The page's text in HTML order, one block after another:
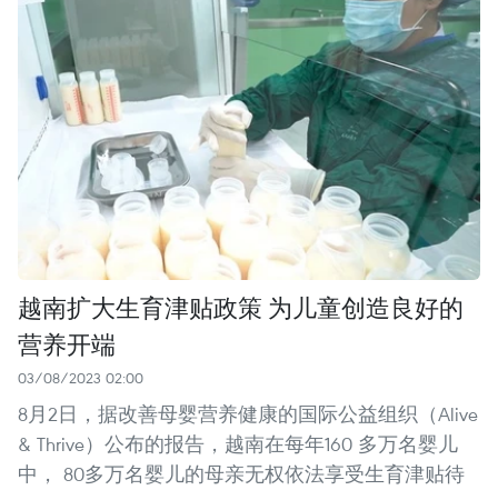
越南扩大生育津贴政策 为儿童创造良好的
营养开端
03/08/2023 02:00
8月2日，据改善母婴营养健康的国际公益组织（Alive
& Thrive）公布的报告，越南在每年160 多万名婴儿
中， 80多万名婴儿的母亲无权依法享受生育津贴待